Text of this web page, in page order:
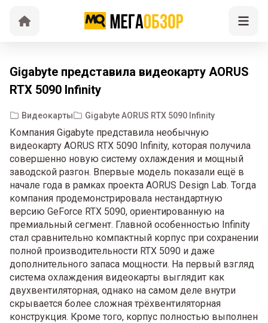
Gigabyte представила видеокарту AORUS
RTX 5090 Infinity
Видеокарты Gigabyte AORUS RTX 5090 Infinity
Компания Gigabyte представила необычную
видеокарту AORUS RTX 5090 Infinity, которая получила
совершенно новую систему охлаждения и мощный
заводской разгон. Впервые модель показали ещё в
начале года в рамках проекта AORUS Design Lab. Тогда
компания продемонстрировала нестандартную
версию GeForce RTX 5090, ориентированную на
премиальный сегмент. Главной особенностью Infinity
стал сравнительно компактный корпус при сохранении
полной производительности RTX 5090 и даже
дополнительного запаса мощности. На первый взгляд
система охлаждения видеокарты выглядит как
двухвентиляторная, однако на самом деле внутри
скрывается более сложная трёхвентиляторная
конструкция. Кроме того, корпус полностью выполнен